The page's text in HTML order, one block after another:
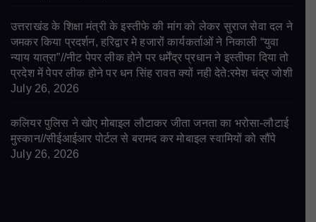
उत्तराखंड के शिक्षा मंत्री के इस्तीफे की मांग को लेकर सुराज सेवा दल ने
जमकर किया प्रदर्शन, हरिद्वार मे हजारों कार्यकर्ताओं ने निकाली “युवा
न्याय यात्रा”//नीट पेपर लीक होने पर धर्मेंद्र प्रधान ने इस्तीफा दिया तो
प्रदेश में पेपर लीक होने पर धन सिंह रावत क्यों नही देते:रमेश चंद्र जोशी
July 26, 2026
कलियर पुलिस ने खोए मोबाइल लौटाकर जीता जनता का भरोसा-लौटाई
मुस्कान//सीईआईआर पोर्टल से बरामद कर मोबाइल स्वामियों को सौंपे
July 26, 2026